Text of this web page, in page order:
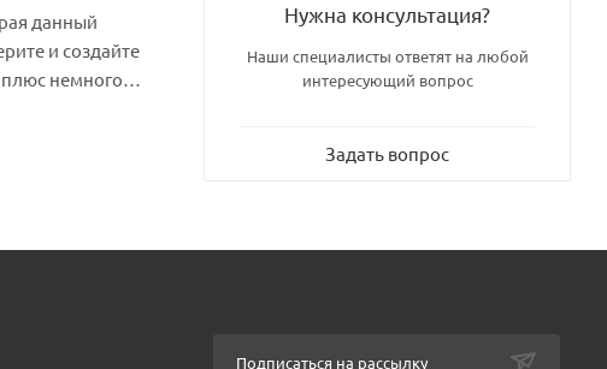
данный
и создайте
немного
Нужна консультация?
Наши специалисты ответят на любой
интересующий вопрос
Задать вопрос
Подписаться на рассылку